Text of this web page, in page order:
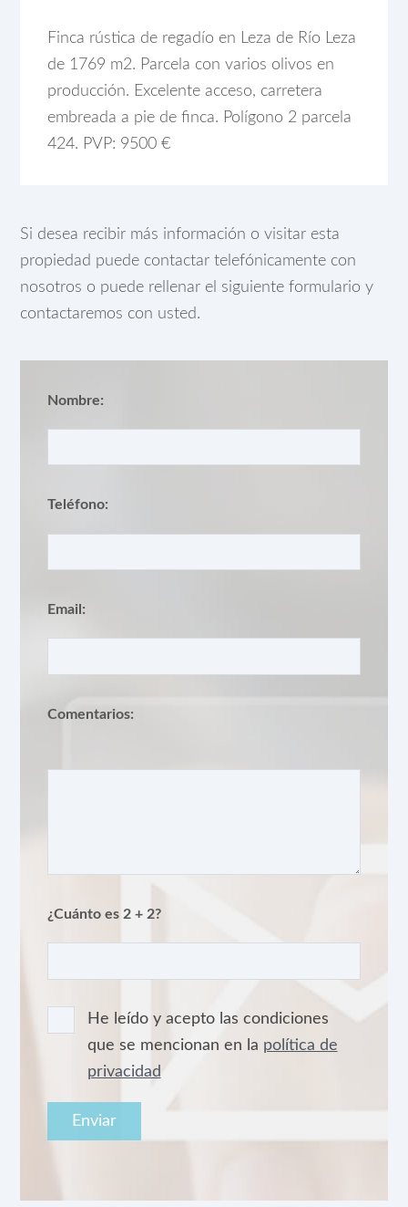
Finca rústica de regadío en Leza de Río Leza
de 1769 m2. Parcela con varios olivos en
producción. Excelente acceso, carretera
embreada a pie de finca. Polígono 2 parcela
424. PVP: 9500 €
Si desea recibir más información o visitar esta
propiedad puede contactar telefónicamente con
nosotros o puede rellenar el siguiente formulario y
contactaremos con usted.
Nombre:
Teléfono:
Email:
Comentarios:
¿Cuánto es 2 + 2?
He leído y acepto las condiciones
que se mencionan en la política de
privacidad